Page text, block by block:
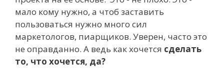
мало кому нужно, а чтоб заставить
пользоваться нужно много сил
маркетологов, пиарщиков. Уверен, часто это
не оправданно. А ведь как хочется сделать
то, что хочется, да?